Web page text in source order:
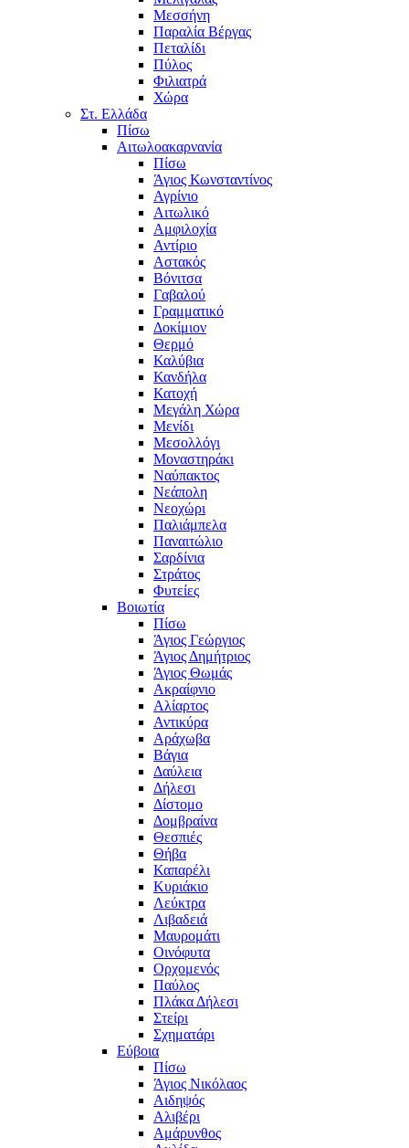
Μεσσήνη
Παραλία Βέργας
Πεταλίδι
Πύλος
Φιλιατρά
Χώρα
Στ. Ελλάδα
Πίσω
Αιτωλοακαρνανία
Πίσω
Άγιος Κωνσταντίνος
Αγρίνιο
Αιτωλικό
Αμφιλοχία
Αντίριο
Αστακός
Βόνιτσα
Γαβαλού
Γραμματικό
Δοκίμιον
Θερμό
Καλύβια
Κανδήλα
Κατοχή
Μεγάλη Χώρα
Μενίδι
Μεσολλόγι
Μοναστηράκι
Ναύπακτος
Νεάπολη
Νεοχώρι
Παλιάμπελα
Παναιτώλιο
Σαρδίνια
Στράτος
Φυτείες
Βοιωτία
Πίσω
Άγιος Γεώργιος
Άγιος Δημήτριος
Άγιος Θωμάς
Ακραίφνιο
Αλίαρτος
Αντικύρα
Αράχωβα
Βάγια
Δαύλεια
Δήλεσι
Δίστομο
Δομβραίνα
Θεσπιές
Θήβα
Καπαρέλι
Κυριάκιο
Λεύκτρα
Λιβαδειά
Μαυρομάτι
Οινόφυτα
Ορχομενός
Παύλος
Πλάκα Δήλεσι
Στείρι
Σχηματάρι
Εύβοια
Πίσω
Άγιος Νικόλαος
Αιδηψός
Αλιβέρι
Αμάρυνθος